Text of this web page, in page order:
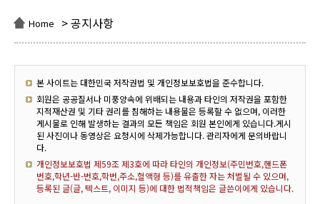
Home > 공지사항
본 사이트는 대한민국 저작권법 및 개인정보보호법을 준수합니다.
회원은 공공질서나 미풍양속에 위배되는 내용과 타인의 저작권을 포함한
지적재산권 및 기타 권리를 침해하는 내용물은 등록할 수 없으며, 이러한
게시물로 인해 발생하는 결과의 모든 책임은 회원 본인에게 있습니다.게시
된 사진이나 동영상은 요청시에 삭제가능합니다. 관리자에게 문의바랍니
다.
개인정보보호법 제59조 제3호에 따라 타인의 개인정보(주민번호,핸드폰
번호,학년-반-번호,학번,주소,혈액형 등)를 유출한 자는 처벌될 수 있으며,
등록된 글(글, 텍스트, 이미지 등)에 대한 법적책임은 글쓴이에게 있습니다.